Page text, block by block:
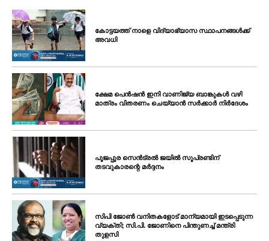
കോട്ടയത്ത് നാളെ വിദ്യാഭ്യാസ സ്ഥാപനങ്ങൾക്ക്
അവധി
ക്ഷേമ പെൻഷൻ ഇനി വാണിജ്യ ബാങ്കുകൾ വഴി
മാത്രം വിതരണം ചെയ്യാൻ സർക്കാർ നിർദേശം
പൂജപ്പുര സെൻട്രൽ ജയിൽ സൂപ്രണ്ടിന്
തടവുകാരന്റെ മർദ്ദനം
സിപി ജോൺ വനിതകളോട് മാന്യമായി ഇടപ്പെടുന്ന
വ്യക്തി; സി.പി. ജോണിനെ പിന്തുണച്ച് മന്ത്രി
തുളസി